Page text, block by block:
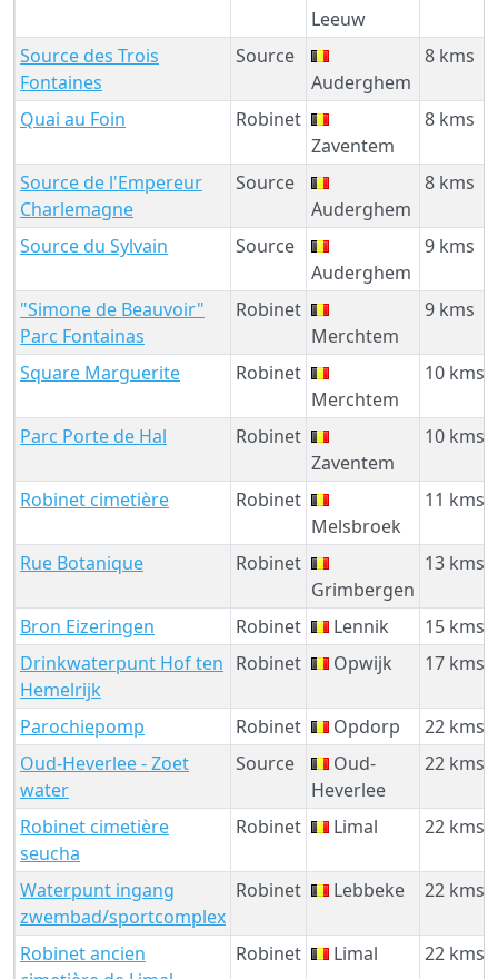
Leeuw
Source des Trois
Fontaines
Source
Auderghem
8 kms
Quai au Foin
Robinet
Zaventem
8 kms
Source de l'Empereur
Charlemagne
Source
Auderghem
8 kms
Source du Sylvain
Source
Auderghem
9 kms
"Simone de Beauvoir"
Parc Fontainas
Robinet
Merchtem
9 kms
Square Marguerite
Robinet
Merchtem
10 kms
Parc Porte de Hal
Robinet
Zaventem
10 kms
Robinet cimetière
Robinet
Melsbroek
11 kms
Rue Botanique
Robinet
Grimbergen
13 kms
Bron Eizeringen Robinet Lennik
15 kms
Drinkwaterpunt Hof ten
Hemelrijk
Robinet Opwijk 17 kms
Parochiepomp Robinet Opdorp
22 kms
Oud-Heverlee - Zoet
water
Source
Oud-
Heverlee
22 kms
Robinet cimetière
seucha
Robinet Limal 22 kms
Waterpunt ingang
zwembad/sportcomplex
Robinet Lebbeke 22 kms
Robinet ancien
Robinet Limal 22 kms